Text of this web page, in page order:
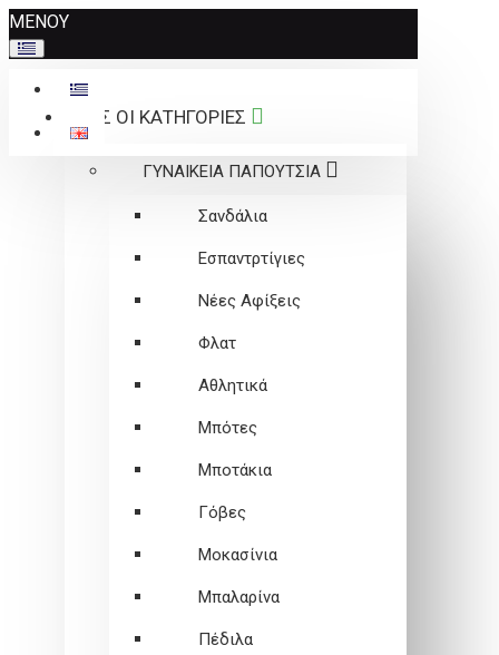
Σημείωση:
Αυτός
ο
ιστότοπος
περιλαμβάνει
ΜΕΝΟΥ
ΟΛΕΣ ΟΙ ΚΑΤΗΓΟΡΙΕΣ
ΓΥΝΑΙΚΕΙΑ ΠΑΠΟΥΤΣΙΑ
Σανδάλια
Εσπαντρτίγιες
Νέες Αφίξεις
Φλατ
Αθλητικά
Μπότες
Μποτάκια
Γόβες
Μοκασίνια
Μπαλαρίνα
Πέδιλα